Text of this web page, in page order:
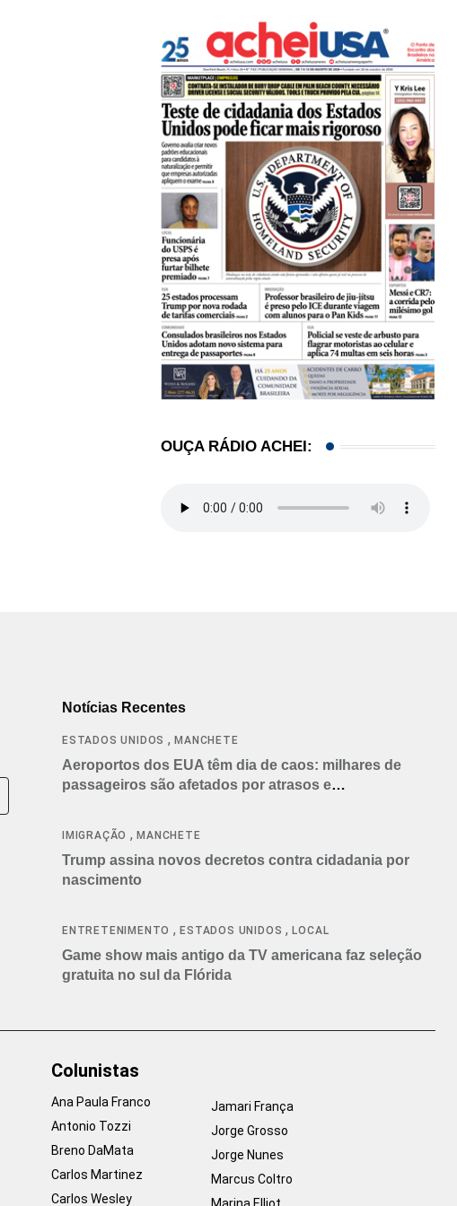
OUÇA RÁDIO ACHEI:
Notícias Recentes
ESTADOS UNIDOS ,MANCHETE
Aeroportos dos EUA têm dia de caos: milhares de
passageiros são afetados por atrasos e
IMIGRAÇÃO ,MANCHETE
Trump assina novos decretos contra cidadania por
nascimento
ENTRETENIMENTO ,ESTADOS UNIDOS ,LOCAL
Game show mais antigo da TV americana faz seleção
gratuita no sul da Flórida
Colunistas
Ana Paula Franco
Antonio Tozzi
Breno DaMata
Carlos Martinez
Carlos Wesley
Jamari França
Jorge Grosso
Jorge Nunes
Marcus Coltro